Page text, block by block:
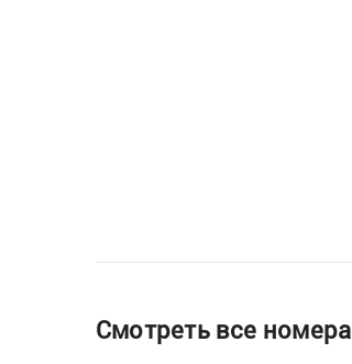
Смотреть все номера